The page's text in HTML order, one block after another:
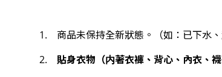
1. 商品未保持全新狀態。（如：已下水、
2. 貼身衣物（内著衣褲、背心、內衣、